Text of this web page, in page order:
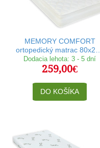
MEMORY COMFORT
ortopedický matrac 80x200
cm
Dodacia lehota: 3 - 5 dní
259,00€
DO KOŠÍKA